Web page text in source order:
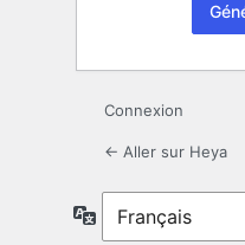
Connexion
← Aller sur Heya
Langue